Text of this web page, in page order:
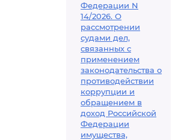
Федерации N
14/2026. О
рассмотрении
судами дел,
связанных с
применением
законодательства о
противодействии
коррупции и
обращением в
доход Российской
Федерации
имущества,